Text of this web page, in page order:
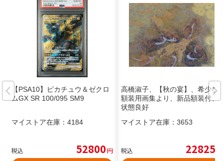
【PSA10】ピカチュウ＆ゼクロ
ムGX SR 100/095 SM9
マイストア在庫： 4184
税込 52800円
高橋淑子、【秋の宴】、希少な
額装用画集より、新品額装付、
状態良好
マイストア在庫： 3653
税込 22825